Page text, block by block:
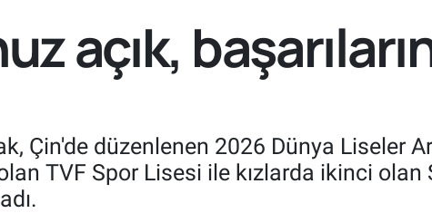
açık,
Çin'de düzenlenen 2026 Dünya Liseler
TVF Spor Lisesi ile kızlarda ikinci olan